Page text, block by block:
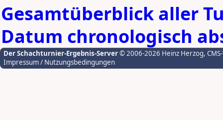
Gesamtüberblick aller
Datum chronologisch
Der Schachturnier-Ergebnis-Server© 2006-2026 Heinz Herzog,
Impressum / Nutzungsbedingungen